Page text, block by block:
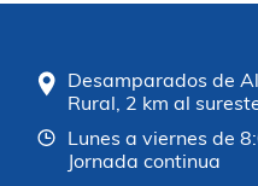
Desamparados de
Rural, 2 km al
Lunes a viernes de
Jornada continua